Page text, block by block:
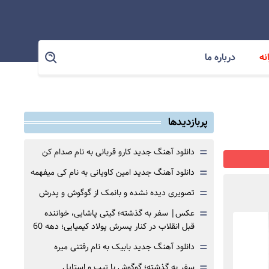
درباره ما
پربازدیدها
= دانلود آهنگ جدید کارو قربانی به نام صدام کن
= دانلود آهنگ جدید امین کاویانی به نام کی میفهمه
= تصویری دیده نشده و بانمک از گوگوش و پدرش
= عکس| سفر به گذشته؛ گیتی پاشایی، خواننده
قبل انقلاب در کنار پسرش پولاد کیمیایی؛ دهه 60
= دانلود آهنگ جدید بابیک به نام رفتنی میره